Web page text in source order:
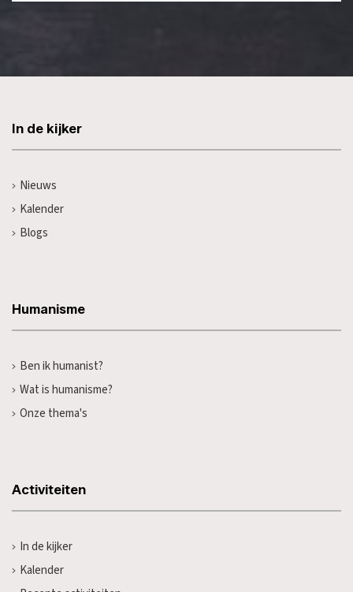
In de kijker
Nieuws
Kalender
Blogs
Humanisme
Ben ik humanist?
Wat is humanisme?
Onze thema's
Activiteiten
In de kijker
Kalender